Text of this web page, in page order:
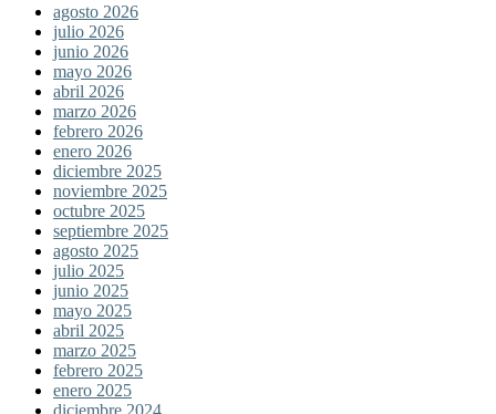
agosto 2026
julio 2026
junio 2026
mayo 2026
abril 2026
marzo 2026
febrero 2026
enero 2026
diciembre 2025
noviembre 2025
octubre 2025
septiembre 2025
agosto 2025
julio 2025
junio 2025
mayo 2025
abril 2025
marzo 2025
febrero 2025
enero 2025
diciembre 2024